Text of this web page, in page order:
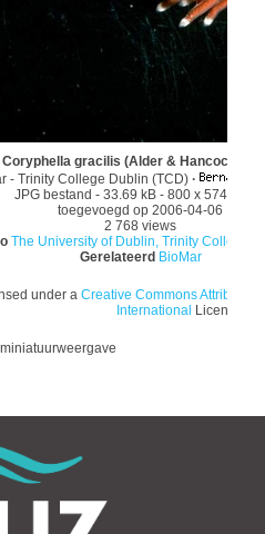
Coryphella gracilis (Alder & Hancock,
- Trinity College Dublin (TCD) ·
JPG bestand - 33.69 kB - 800 x 574
toegevoegd op 2006-04-06
2 768 views
The University of Dublin, Trinity College;
Gerelateerd BioMar
under aCreative Commons
International License